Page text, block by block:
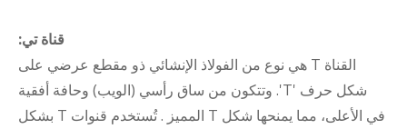
قناة تي:
القناة T هي نوع من الفولاذ الإنشائي ذو مقطع عرضي على
شكل حرف 'T'. وتتكون من ساق رأسي (الويب) وحافة أفقية
في الأعلى، مما يمنحها شكل T المميز . تُستخدم قنوات T بشكل